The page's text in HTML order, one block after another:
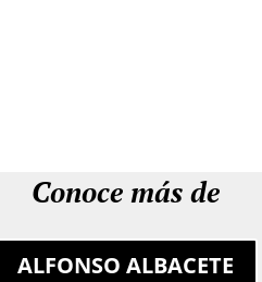
Conoce más de
ALFONSO ALBACETE